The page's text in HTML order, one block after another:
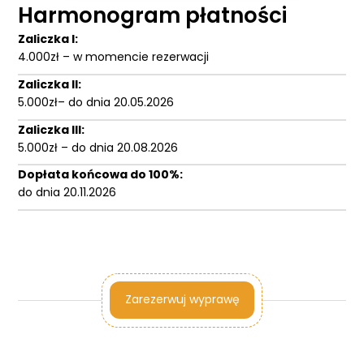
Harmonogram płatności
Zaliczka I:
4.000zł – w momencie rezerwacji
Zaliczka II:
5.000zł– do dnia 20.05.2026
Zaliczka III:
5.000zł – do dnia 20.08.2026
Dopłata końcowa do 100%:
do dnia 20.11.2026
Zarezerwuj wyprawę